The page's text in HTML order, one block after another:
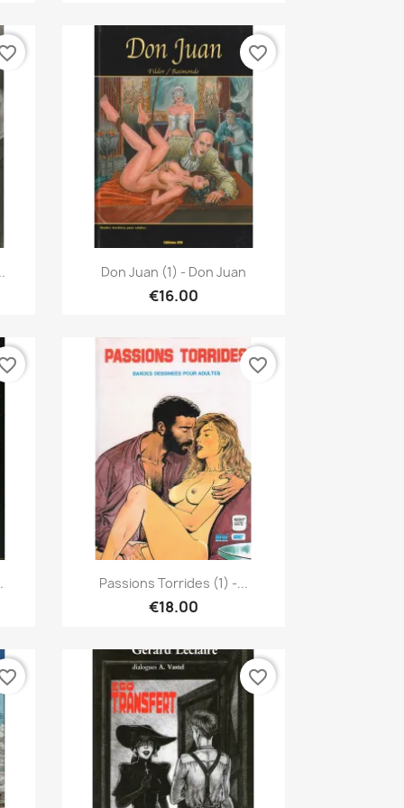
Quick view
Don Juan (1) - Don Juan
€16.00
favorite_border
Quick view
Passions Torrides (1) -...
€18.00
favorite_border
favorite_border